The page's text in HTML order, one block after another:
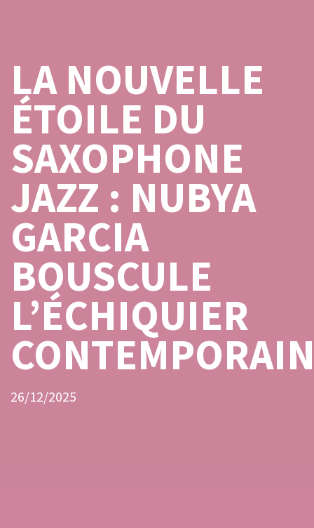
LA NOUVELLE
ÉTOILE DU
SAXOPHONE
JAZZ : NUBYA
GARCIA
BOUSCULE
L’ÉCHIQUIER
26/12/2025